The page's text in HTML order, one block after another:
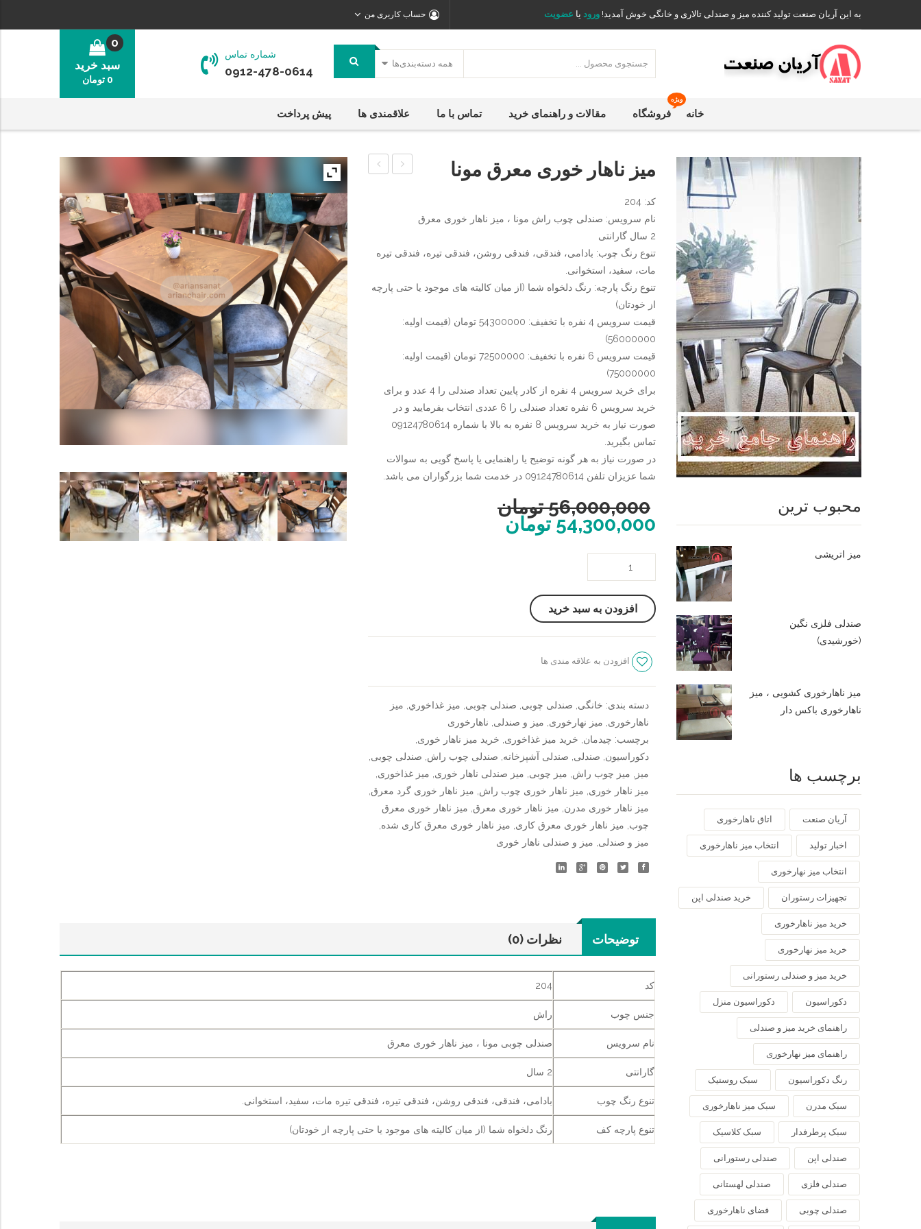
به این آریان صنعت تولید کننده میز و صندلی تالاری و خانگی خوش آمدید! ورود یا عضویت حساب کاربری من
همه دسته‌بندی‌ها
شماره تماس
0912-478-0614 سبد خرید
0
0 تومان
خانه فروشگاه
ویژه
مقالات و راهنمای خرید تماس با ما علاقمندی ها پیش پرداخت
میز ناهار خوری معرق مونا
کد: 204
نام سرویس: صندلی چوب راش مونا ، میز ناهار خوری معرق
2 سال گارانتی
تنوع رنگ چوب: بادامی، فندقی، فندقی روشن، فندقی تیره، فندقی تیره
مات، سفید، استخوانی.
تنوع رنگ پارچه: رنگ دلخواه شما (از میان کالیته های موجود یا حتی پارچه
از خودتان)
قیمت سرویس 4 نفره با تخفیف: 54300000 تومان (قیمت اولیه:
56000000)
قیمت سرویس 6 نفره با تخفیف: 72500000 تومان (قیمت اولیه:
75000000)
برای خرید سرویس 4 نفره از کادر پایین تعداد صندلی را 4 عدد و برای
خرید سرویس 6 نفره تعداد صندلی را 6 عددی انتخاب بفرمایید و در
صورت نیاز به خرید سرویس 8 نفره به بالا با شماره 09124780614
تماس بگیرید.
در صورت نیاز به هر گونه توضیح یا راهنمایی یا پاسخ گویی به سوالات
شما عزیزان تلفن 09124780614 در خدمت شما بزرگواران می باشد.
56,000,000 تومان
54,300,000 تومان
ناهار
خوری
معرق
افزودن به سبد خرید
افزودن به علاقه مندی ها
دسته بندی: خانگی صندلی چوبی صندلی چوبی ميز غذاخوري میز
ناهارخوری میز نهارخوری میز و صندلی ناهارخوری
برچسب: چیدمان خرید میز غذاخوری خرید میز ناهار خوری
دکوراسیون صندلی صندلی آشپزخانه صندلی چوب راش صندلی چوبی
میز
میز چوب راش میز چوبی میز صندلی ناهار خوری میز غذاخوری
میز ناهار خوری میز ناهار خوری چوب راش میز ناهار خوری گرد معرق
میز ناهار خوری مدرن میز ناهار خوری معرق میز ناهار خوری معرق
چوب میز ناهار خوری معرق کاری میز ناهار خوری معرق کاری شده
میز و صندلی میز و صندلی ناهار خوری
توضیحات نظرات (0)
کد 204
جنس چوب راش
نام سرویس صندلی چوبی مونا ، میز ناهار خوری معرق
گارانتی 2 سال
تنوع رنگ چوب بادامی، فندقی، فندقی روشن، فندقی تیره، فندقی تیره مات، سفید، استخوانی.
تنوع پارچه کف رنگ دلخواه شما (از میان کالیته های موجود یا حتی پارچه از خودتان)
محبوب ترین
میز اتریشی
صندلی فلزی نگین
(خورشیدی)
میز ناهارخوری کشویی ، میز
ناهارخوری باکس دار
برچسب ها
آریان صنعت اتاق ناهارخوری
اخبار تولید انتخاب میز ناهارخوری
انتخاب میز نهارخوری
تجهیزات رستوران خرید صندلی اپن
خرید میز ناهارخوری
خرید میز نهارخوری
خرید میز و صندلی رستورانی
دکوراسیون دکوراسیون منزل
راهنمای خرید میز و صندلی
راهنمای میز نهارخوری
رنگ دکوراسیون سبک روستیک
سبک مدرن سبک میز ناهارخوری
سبک پرطرفدار سبک کلاسیک
صندلی اپن صندلی رستورانی
صندلی فلزی صندلی لهستانی
صندلی چوبی فضای ناهارخوری